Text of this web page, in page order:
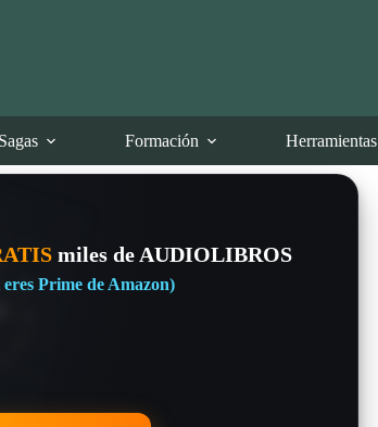
Sagas Formación Herramientas
miles de AUDIOLIBROS
eres Prime de Amazon)